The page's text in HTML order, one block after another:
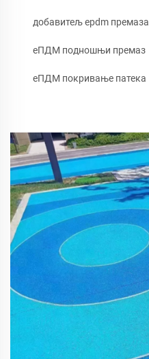
добавитељ epdm премаза
еПДМ подношњи премаз
еПДМ покривање патека